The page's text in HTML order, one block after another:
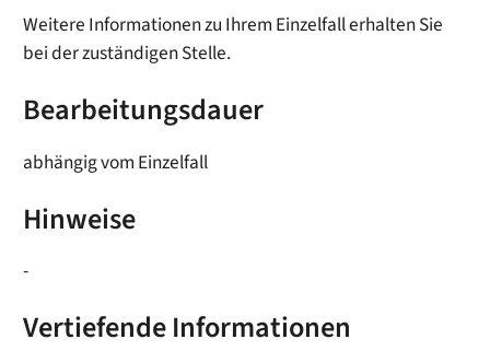
Weitere Informationen zu Ihrem Einzelfall erhalten Sie
bei der zuständigen Stelle.
Bearbeitungsdauer
abhängig vom Einzelfall
Hinweise
-
Vertiefende Informationen